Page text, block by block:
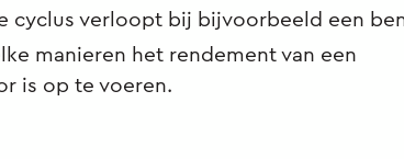
cyclus verloopt bij bijvoorbeeld een
manieren het rendement van een
is op te voeren.